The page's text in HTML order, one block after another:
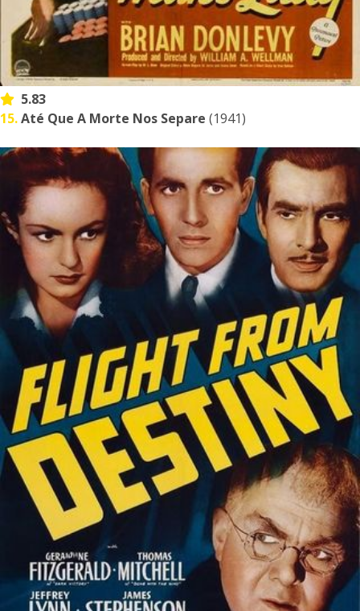
5.83
15.Até Que A Morte Nos Separe (1941)